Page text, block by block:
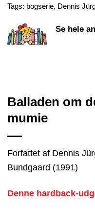
Tags: bogserie, Dennis
Se hele
Balladen om
mumie
Forfattet af Dennis
Bundgaard (1991)
Denne hardback-